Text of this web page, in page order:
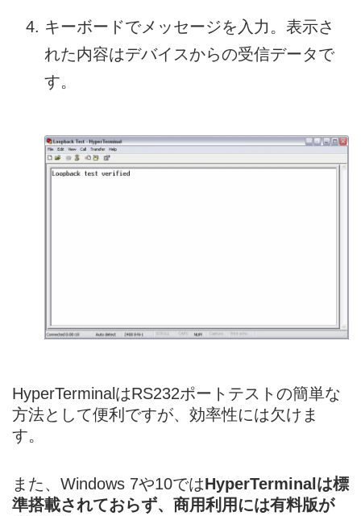
キーボードでメッセージを入力。表示さ
れた内容はデバイスからの受信データで
す。
HyperTerminalはRS232ポートテストの簡単な
方法として便利ですが、効率性には欠けま
す。
また、Windows 7や10ではHyperTerminalは標
準搭載されておらず、商用利用には有料版が